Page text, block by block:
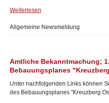
Weiterlesen
Allgemeine Newsmeldung
Amtliche Bekanntmachung;
Bebauungsplanes
Unter nachfolgenden Links können
des Bebauungsplanes "Kreuzberg